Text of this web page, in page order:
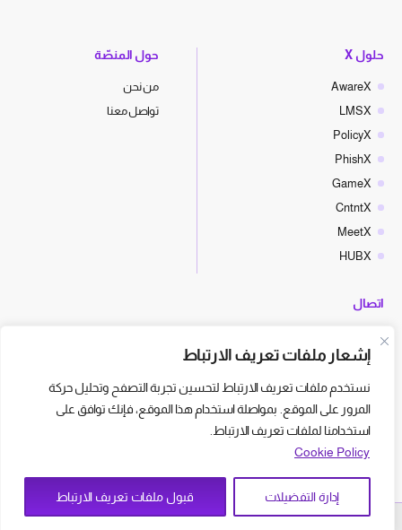
إشعار ملفات تعريف الارتباط
نستخدم ملفات تعريف الارتباط لتحسين تجربة التصفح وتحليل حركة
المرور على الموقع. بمواصلة استخدام هذا الموقع، فإنك توافق على
استخدامنا لملفات تعريف الارتباط.
Cookie Policy
إدارة التفضيلات قبول ملفات تعريف الارتباط
حلول X
AwareX
LMSX
PolicyX
PhishX
GameX
CntntX
MeetX
HUBX
حول المنصّة
من نحن
تواصل معنا
اتصال
hello@cyberx.world
شروط الاستخدام